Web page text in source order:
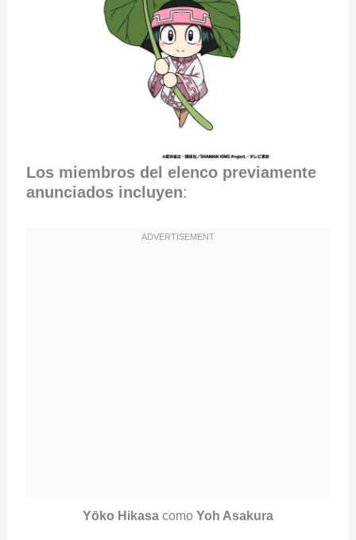
Los miembros del elenco previamente
anunciados incluyen:
Yōko Hikasa como Yoh Asakura